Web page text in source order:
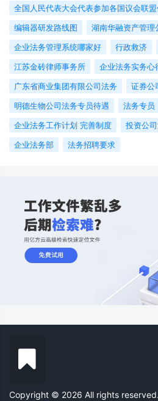
全国人民代表大会代表参加各国议会联
编辑器研发路线图
湖南华融资产管理
企业法务管理系统哪家好
行政救济
江苏金砖律师事务所
企业法务实务心
广东省商业集团有限公司法务
证券公
明德生物公司法务专员待遇
法务专员
企业法务工作计划 完善制度
投资公
企业法务部
法务招聘要求
Copyright © 2026 All rights